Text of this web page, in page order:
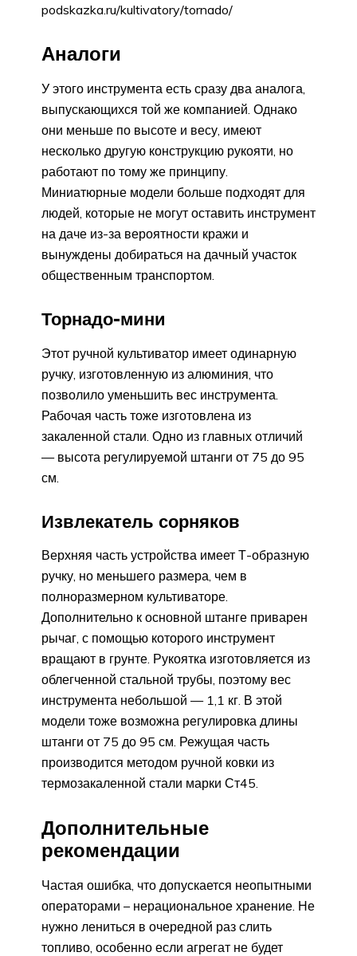
podskazka.ru/kultivatory/tornado/
Аналоги
У этого инструмента есть сразу два аналога,
выпускающихся той же компанией. Однако
они меньше по высоте и весу, имеют
несколько другую конструкцию рукояти, но
работают по тому же принципу.
Миниатюрные модели больше подходят для
людей, которые не могут оставить инструмент
на даче из-за вероятности кражи и
вынуждены добираться на дачный участок
общественным транспортом.
Торнадо-мини
Этот ручной культиватор имеет одинарную
ручку, изготовленную из алюминия, что
позволило уменьшить вес инструмента.
Рабочая часть тоже изготовлена из
закаленной стали. Одно из главных отличий
— высота регулируемой штанги от 75 до 95
см.
Извлекатель сорняков
Верхняя часть устройства имеет Т-образную
ручку, но меньшего размера, чем в
полноразмерном культиваторе.
Дополнительно к основной штанге приварен
рычаг, с помощью которого инструмент
вращают в грунте. Рукоятка изготовляется из
облегченной стальной трубы, поэтому вес
инструмента небольшой — 1,1 кг. В этой
модели тоже возможна регулировка длины
штанги от 75 до 95 см. Режущая часть
производится методом ручной ковки из
термозакаленной стали марки Ст45.
Дополнительные
рекомендации
Частая ошибка, что допускается неопытными
операторами – нерациональное хранение. Не
нужно лениться в очередной раз слить
топливо, особенно если агрегат не будет